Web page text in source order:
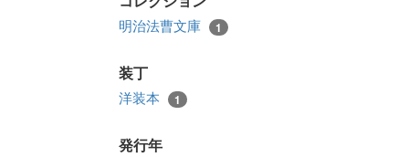
明治法曹文庫 1
装丁
洋装本 1
発行年